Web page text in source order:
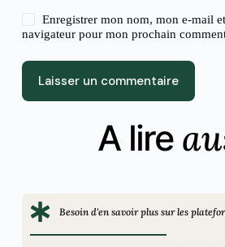
Enregistrer mon nom, mon e-mail
navigateur pour mon prochain
Laisser un commentaire
A lire
Besoin d'en savoir plus sur les